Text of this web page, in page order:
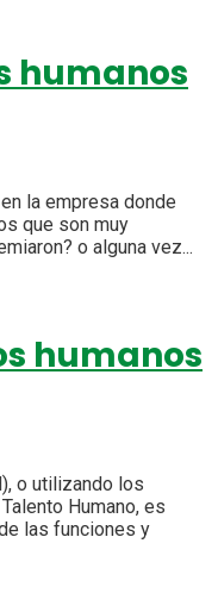
humanos
la empresa donde
que son muy
o alguna vez...
humanos
o utilizando los
Humano, es
las funciones y